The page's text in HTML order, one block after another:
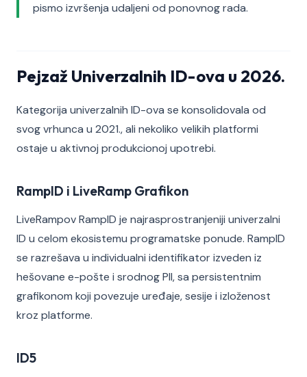
pismo izvršenja udaljeni od ponovnog rada.
Pejzaž Univerzalnih ID-ova u 2026.
Kategorija univerzalnih ID-ova se konsolidovala od
svog vrhunca u 2021., ali nekoliko velikih platformi
ostaje u aktivnoj produkcionoj upotrebi.
RampID i LiveRamp Grafikon
LiveRampov RampID je najrasprostranjeniji univerzalni
ID u celom ekosistemu programatske ponude. RampID
se razrešava u individualni identifikator izveden iz
hešovane e-pošte i srodnog PII, sa persistentnim
grafikonom koji povezuje uređaje, sesije i izloženost
kroz platforme.
ID5